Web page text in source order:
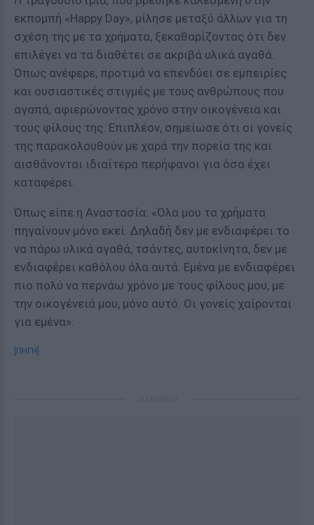
εκπομπή «Happy Day», μίλησε μεταξύ άλλων για τη
σχέση της με τα χρήματα, ξεκαθαρίζοντας ότι δεν
επιλέγει να τα διαθέτει σε ακριβά υλικά αγαθά.
Όπως ανέφερε, προτιμά να επενδύει σε εμπειρίες
και ουσιαστικές στιγμές με τους ανθρώπους που
αγαπά, αφιερώνοντας χρόνο στην οικογένεια και
τους φίλους της. Επιπλέον, σημείωσε ότι οι γονείς
της παρακολουθούν με χαρά την πορεία της και
αισθάνονται ιδιαίτερα περήφανοι για όσα έχει
καταφέρει.
Όπως είπε η Αναστασία: «Όλα μου τα χρήματα
πηγαίνουν μόνο εκεί. Δηλαδή δεν με ενδιαφέρει το
να πάρω υλικά αγαθά, τσάντες, αυτοκίνητα, δεν με
ενδιαφέρει καθόλου όλα αυτά. Εμένα με ενδιαφέρει
πιο πολύ να περνάω χρόνο με τους φίλους μου, με
την οικογένειά μου, μόνο αυτό. Οι γονείς χαίρονται
για εμένα».
[ΠΗΓΗ]